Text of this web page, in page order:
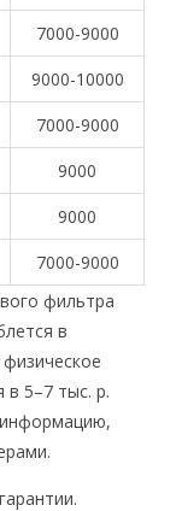
7000-9000
9000-10000
7000-9000
9000
9000
7000-9000
фильтра
в
в 5–7 тыс. р.